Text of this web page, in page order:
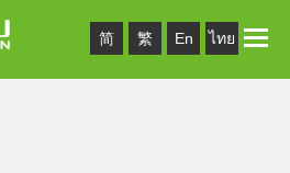
简 繁 En ไทย Toggle